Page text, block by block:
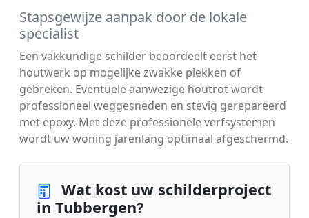
Stapsgewijze aanpak door de lokale
specialist
Een vakkundige schilder beoordeelt eerst het
houtwerk op mogelijke zwakke plekken of
gebreken. Eventuele aanwezige houtrot wordt
professioneel weggesneden en stevig gerepareerd
met epoxy. Met deze professionele verfsystemen
wordt uw woning jarenlang optimaal afgeschermd.
Wat kost uw schilderproject
in Tubbergen?